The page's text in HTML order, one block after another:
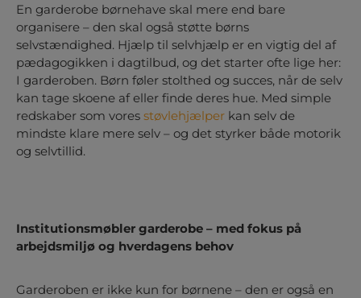
En garderobe børnehave skal mere end bare
organisere – den skal også støtte børns
selvstændighed. Hjælp til selvhjælp er en vigtig del af
pædagogikken i dagtilbud, og det starter ofte lige her:
I garderoben. Børn føler stolthed og succes, når de selv
kan tage skoene af eller finde deres hue. Med simple
redskaber som vores støvlehjælper kan selv de
mindste klare mere selv – og det styrker både motorik
og selvtillid.
Institutionsmøbler garderobe – med fokus på
arbejdsmiljø og hverdagens behov
Garderoben er ikke kun for børnene – den er også en